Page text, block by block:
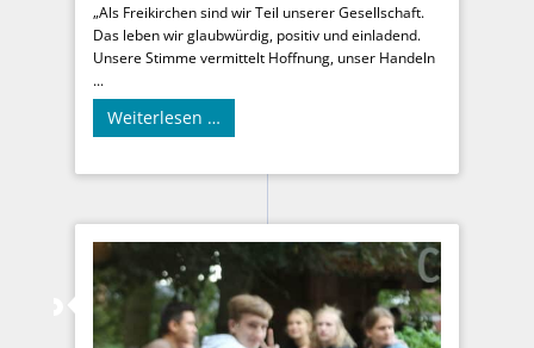
„Als Freikirchen sind wir Teil unserer Gesellschaft.
Das leben wir glaubwürdig, positiv und einladend.
Unsere Stimme vermittelt Hoffnung, unser Handeln
...
Weiterlesen …